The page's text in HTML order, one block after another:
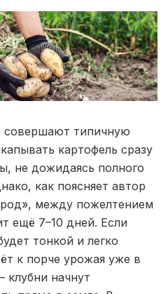
совершают типичную
картофель сразу
не дожидаясь полного
как поясняет автор
между пожелтением
ещё 7–10 дней. Если
тонкой и легко
к порче урожая уже в
клубни начнут